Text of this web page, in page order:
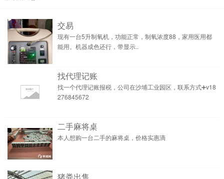
交易
现有一台5升制氧机，功能正常，制氧浓度88，家用医用都
能用。机器成色还行，带显示..
找代理记账
找一个代理记账报税，公司在沙埔工业园区，联系方式➕v18
276845672
二手麻将桌
本人想购一台二手的麻将桌，价格实惠滴